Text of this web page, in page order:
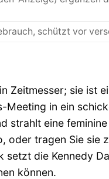
schützt vor
Zeitmesser; sie ist
Meeting in ein
eine
oder tragen Sie sie
die Kennedy
können.